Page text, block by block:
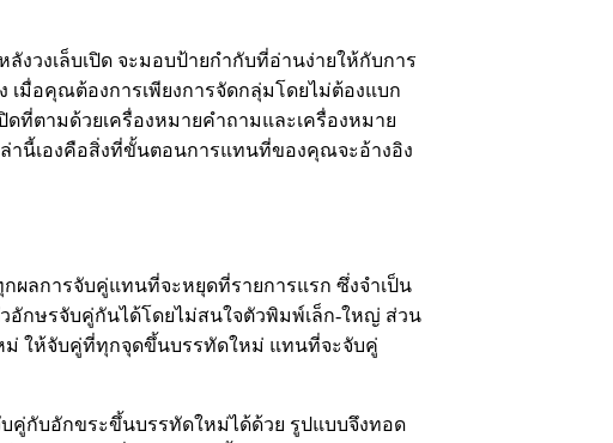
งวงเล็บเปิด จะมอบป้ายกำกับที่อ่านง่ายให้กับการ
เมื่อคุณต้องการเพียงการจัดกลุ่มโดยไม่ต้องแบก
ปิดที่ตามด้วยเครื่องหมายคำถามและเครื่องหมาย
านี้เองคือสิ่งที่ขั้นตอนการแทนที่ของคุณจะอ้างอิง
ผลการจับคู่แทนที่จะหยุดที่รายการแรก ซึ่งจำเป็น
อักษรจับคู่กันได้โดยไม่สนใจตัวพิมพ์เล็ก-ใหญ่ ส่วน
หม่ ให้จับคู่ที่ทุกจุดขึ้นบรรทัดใหม่ แทนที่จะจับคู่
คู่กับอักขระขึ้นบรรทัดใหม่ได้ด้วย รูปแบบจึงทอด